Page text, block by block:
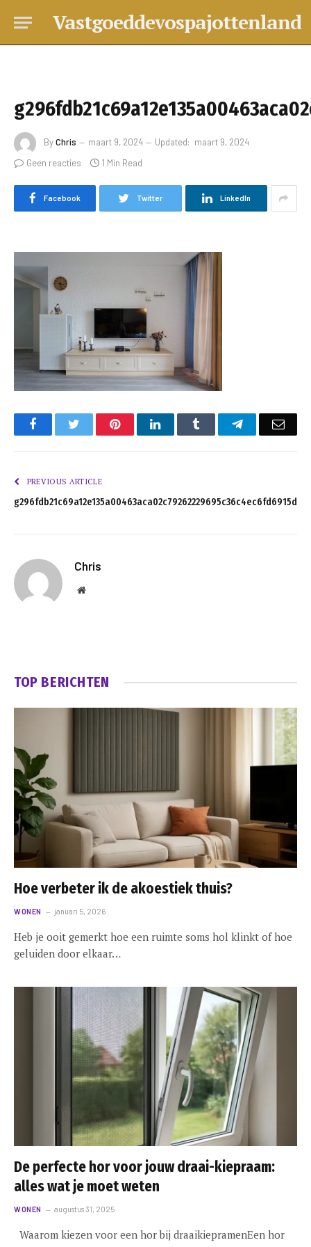
Vastgoeddevospajottenland
ByChris maart 9, 2024 Updated: maart 9, 2024
Geen reacties
1 Min Read
Facebook Twitter LinkedIn
FacebookTwitter PinterestLinkedIn Tumblr Telegram
PREVIOUS ARTICLE
Chris
Website
TOP BERICHTEN
Hoe verbeter ik de akoestiek thuis?
WONEN januari 5, 2026
Heb je ooit gemerkt hoe een ruimte soms hol klinkt of hoe
geluiden door elkaar…
De perfecte hor voor jouw draai-kiepraam:
alles wat je moet weten
WONEN augustus 31, 2025
Waarom kiezen voor een hor bij draaikiepramenEen hor